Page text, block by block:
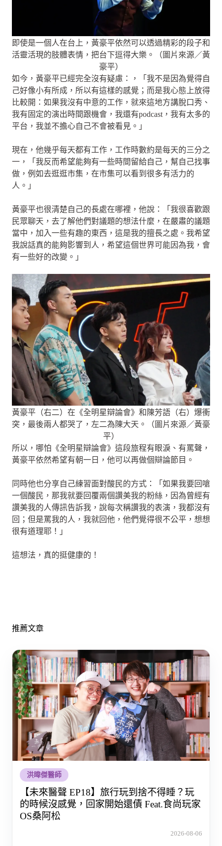
即使是一個人在台上，黃豪平依然可以透過精彩的段子和
活靈活現的肢體表情，把台下逗得大樂。（圖片來源／黃
豪平）
如今，黃豪平已經完全沒有疑慮：，「我不是因為覺得自
己好像小有所成，所以有這樣的感覺；而是我心態上放得
比較開：如果我沒有中意的工作，就來這地方講脫口秀、
我有固定的演出時間跟機會，我還有podcast，我有太多的
平台，我並不擔心自己不會被看見。」
現在，他幾乎每天都有工作，工作時數約是每天的三分之
一，「我反而希望能夠有一些時間留給自己，幫自己找事
做，例如去逛逛市集，在市集可以看到很多有活力的
人。」
黃豪平也很清楚自己的長處在哪裡，他說：「我很喜歡跟
民眾聊天，去了解他們對議題的想法什麼，在嚴肅的議題
當中，加入一些有趣的東西，這是我的擅長之處。我希望
我說話真的能夠影響到人，希望這個世界可能因為我，會
有一些好的改變。」
黃豪平（右二）在《全明星辯論會》和陳芳語（右）爆衝
突，最後兩人都哭了，左二為陳大天。（圖片來源／黃豪
平）
所以，哪怕《全明星辯論會》這段旅程有眼淚、有罵聲，
黃豪平依然希望有朝一日，他可以再做個辯論節目。
同時他也分享自己練習面對酸民的方式：「如果我要回嗆
一個酸民，那我就要回覆兩個讚美我的粉絲，因為曾經有
讚美我的人傳訊告訴我，說每次稱讚我的表演，我都沒有
回；但是罵我的人，我就回他，他們覺得很不公平，想想
很有道理耶！」
這想法，真的挺健康的！
推薦文章
洪暐傑醫師
【未來醫聲 EP18】旅行玩到捨不得睡？玩
的時候沒感覺，回家開始還債 Feat.食尚玩家
OS桑阿松
2026-08-06